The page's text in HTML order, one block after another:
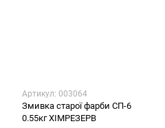
Артикул: 003064
Змивка старої фарби СП-6
0.55кг ХІМРЕЗЕРВ